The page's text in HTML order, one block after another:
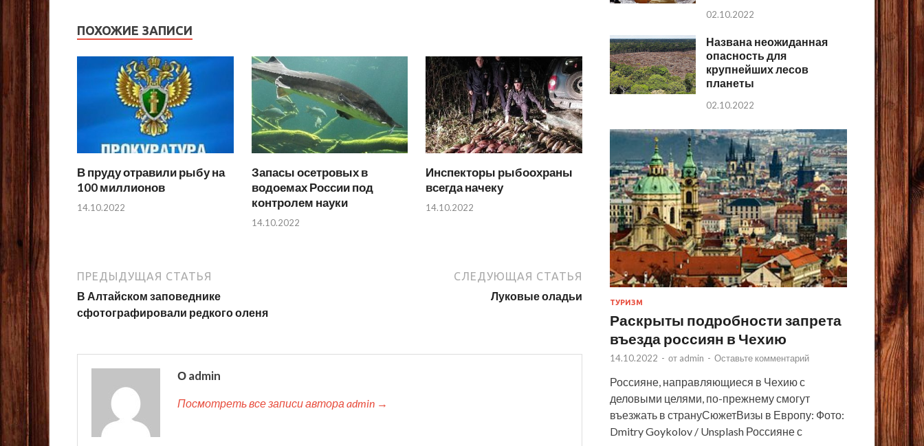
ПОХОЖИЕ ЗАПИСИ
В пруду отравили рыбу на
100 миллионов
14.10.2022
Запасы осетровых в
водоемах России под
контролем науки
14.10.2022
Инспекторы рыбоохраны
всегда начеку
14.10.2022
ПРЕДЫДУЩАЯ СТАТЬЯ
В Алтайском заповеднике
сфотографировали редкого оленя
СЛЕДУЮЩАЯ СТАТЬЯ
Луковые оладьи
О admin
Посмотреть все записи автора admin →
02.10.2022
Названа неожиданная
опасность для
крупнейших лесов
планеты
02.10.2022
ТУРИЗМ
Раскрыты подробности запрета
въезда россиян в Чехию
14.10.2022 - от admin - Оставьте комментарий
Россияне, направляющиеся в Чехию с
деловыми целями, по-прежнему смогут
въезжать в странуСюжетВизы в Европу: Фото:
Dmitry Goykolov / Unsplash Россияне с